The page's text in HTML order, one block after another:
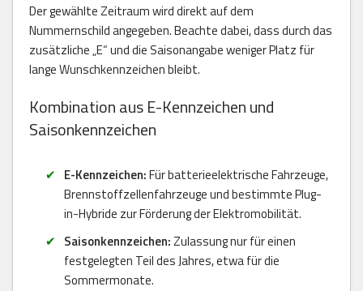
Der gewählte Zeitraum wird direkt auf dem
Nummernschild angegeben. Beachte dabei, dass durch das
zusätzliche „E“ und die Saisonangabe weniger Platz für
lange Wunschkennzeichen bleibt.
Kombination aus E-Kennzeichen und
Saisonkennzeichen
E-Kennzeichen:Für batterieelektrische Fahrzeuge,
Brennstoffzellenfahrzeuge und bestimmte Plug-
in-Hybride zur Förderung der Elektromobilität.
Saisonkennzeichen:Zulassung nur für einen
festgelegten Teil des Jahres, etwa für die
Sommermonate.